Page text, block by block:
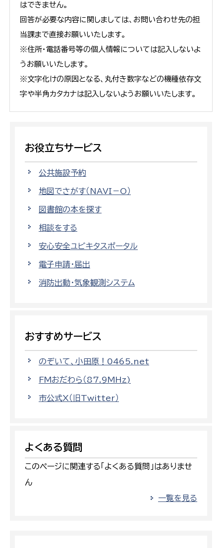
はできません。
回答が必要な内容に関しましては、お問い合わせ先の担
当課まで直接お願いいたします。
※住所・電話番号等の個人情報については記入しないよ
うお願いいたします。
※文字化けの原因となる、丸付き数字などの機種依存文
字や半角カタカナは記入しないようお願いいたします。
お役立ちサービス
公共施設予約
地図でさがす（NAVI－O）
図書館の本を探す
相談をする
安心安全ユビキタスポータル
電子申請・届出
消防出動・気象観測システム
おすすめサービス
のぞいて、小田原！0465.net
FMおだわら（87.9MHz)
市公式X（旧Twitter）
よくある質問
このページに関連する「よくある質問」はありませ
ん
一覧を見る